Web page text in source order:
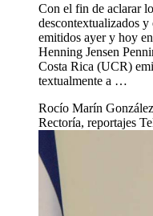
Con el fin de aclarar
descontextualizados y
emitidos ayer y hoy
Henning Jensen
Costa Rica (UCR)
textualmente a …
Rocío Marín González
Rectoría, reportajes